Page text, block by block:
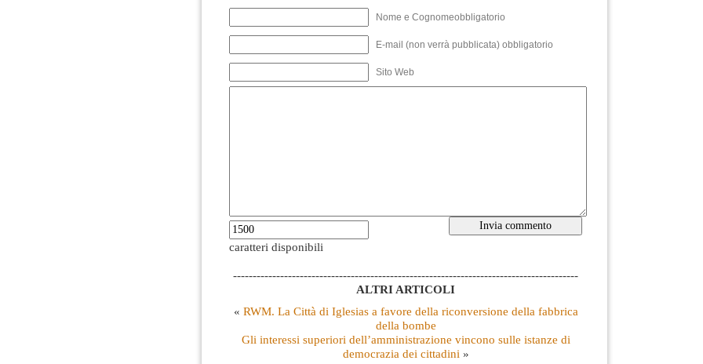
Nome e Cognomeobbligatorio
E-mail (non verrà pubblicata) obbligatorio
Sito Web
caratteri disponibili
----------------------------------------------------------------------------------------
ALTRI ARTICOLI
« RWM. La Città di Iglesias a favore della riconversione della fabbrica
della bombe
Gli interessi superiori dell’amministrazione vincono sulle istanze di
democrazia dei cittadini »